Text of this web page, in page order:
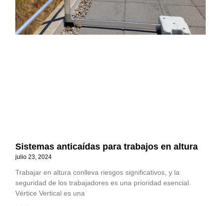
Sistemas anticaídas para trabajos en altura
julio 23, 2024
Trabajar en altura conlleva riesgos significativos, y la
seguridad de los trabajadores es una prioridad esencial.
Vértice Vertical es una